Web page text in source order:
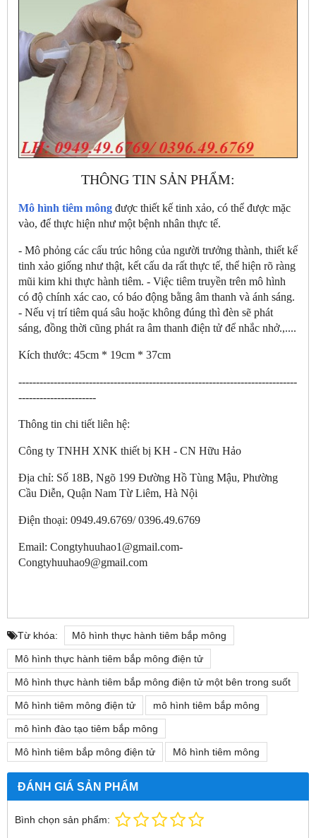
THÔNG TIN SẢN PHẨM:
Mô hình tiêm mông được thiết kế tinh xảo, có thể được mặc
vào, để thực hiện như một bệnh nhân thực tế.
- Mô phỏng các cấu trúc hông của người trưởng thành, thiết kế
tinh xảo giống như thật, kết cấu da rất thực tế, thể hiện rõ ràng
mũi kim khi thực hành tiêm. - Việc tiêm truyền trên mô hình
có độ chính xác cao, có báo động bằng âm thanh và ánh sáng.
- Nếu vị trí tiêm quá sâu hoặc không đúng thì đèn sẽ phát
sáng, đồng thời cũng phát ra âm thanh điện tử để nhắc nhở.,....
Kích thước: 45cm * 19cm * 37cm
-------------------------------------------------------------------------------
----------------------
Thông tin chi tiết liên hệ:
Công ty TNHH XNK thiết bị KH - CN Hữu Hảo
Địa chỉ: Số 18B, Ngõ 199 Đường Hồ Tùng Mậu, Phường
Cầu Diễn, Quận Nam Từ Liêm, Hà Nội
Điện thoại: 0949.49.6769/ 0396.49.6769
Email: Congtyhuuhao1@gmail.com-
Congtyhuuhao9@gmail.com
Từ khóa: Mô hình thực hành tiêm bắp mông
Mô hình thực hành tiêm bắp mông điện tử
Mô hình thực hành tiêm bắp mông điện tử một bên trong suốt
Mô hình tiêm mông điện tử mô hình tiêm bắp mông
mô hình đào tạo tiêm bắp mông
Mô hình tiêm bắp mông điện tử Mô hình tiêm mông
ĐÁNH GIÁ SẢN PHẨM
Bình chọn sản phẩm: